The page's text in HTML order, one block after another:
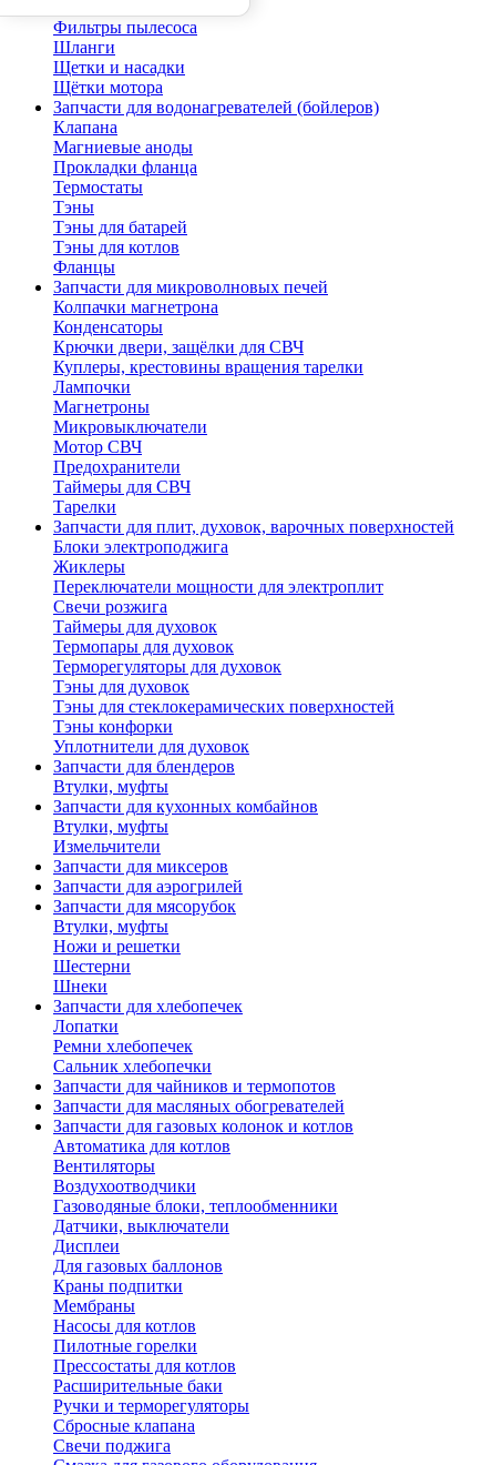
Фильтры пылесоса
Шланги
Щетки и насадки
Щётки мотора
Запчасти для водонагревателей (бойлеров)
Клапана
Магниевые аноды
Прокладки фланца
Термостаты
Тэны
Тэны для батарей
Тэны для котлов
Фланцы
Запчасти для микроволновых печей
Колпачки магнетрона
Конденсаторы
Крючки двери, защёлки для СВЧ
Куплеры, крестовины вращения тарелки
Лампочки
Магнетроны
Микровыключатели
Мотор СВЧ
Предохранители
Таймеры для СВЧ
Тарелки
Запчасти для плит, духовок, варочных поверхностей
Блоки электроподжига
Жиклеры
Переключатели мощности для электроплит
Свечи розжига
Таймеры для духовок
Термопары для духовок
Терморегуляторы для духовок
Тэны для духовок
Тэны для стеклокерамических поверхностей
Тэны конфорки
Уплотнители для духовок
Запчасти для блендеров
Втулки, муфты
Запчасти для кухонных комбайнов
Втулки, муфты
Измельчители
Запчасти для миксеров
Запчасти для аэрогрилей
Запчасти для мясорубок
Втулки, муфты
Ножи и решетки
Шестерни
Шнеки
Запчасти для хлебопечек
Лопатки
Ремни хлебопечек
Сальник хлебопечки
Запчасти для чайников и термопотов
Запчасти для масляных обогревателей
Запчасти для газовых колонок и котлов
Автоматика для котлов
Вентиляторы
Воздухоотводчики
Газоводяные блоки, теплообменники
Датчики, выключатели
Дисплеи
Для газовых баллонов
Краны подпитки
Мембраны
Насосы для котлов
Пилотные горелки
Прессостаты для котлов
Расширительные баки
Ручки и терморегуляторы
Сбросные клапана
Свечи поджига